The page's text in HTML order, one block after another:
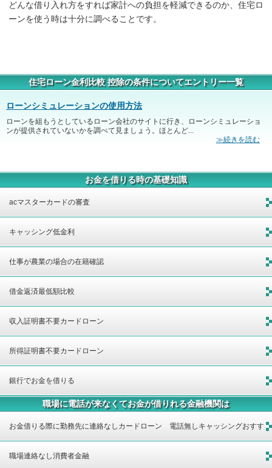
どんな借り入れ方をすれば家計への負担を軽減できるのか、住宅ロ
ーンを使う時は十分に調べることです。
住宅ローン金利比較 控除の条件についてエントリー一覧
ローンシミュレーションの使用方法
ローンを組もうとしているローン会社のサイトに行き、ローンシミュレーショ
ンが提供されていないかを調べて見ましょう。ほとんど...
≫続きを読む
お金を借りる時の基礎知識
acマスターカードの審査
キャッシング低金利
仕事が農業の場合の在籍確認
借金返済最低額比較
収入証明書不要カードローン
所得証明書不要カードローン
銀行でお金を借りる
職場に電話が来なくてお金が借りれる金融機関は
お金借りる際に勤務先に連絡なしカードローン 電話無しキャッシングおすす
め金融機関
職場連絡なし消費者金融